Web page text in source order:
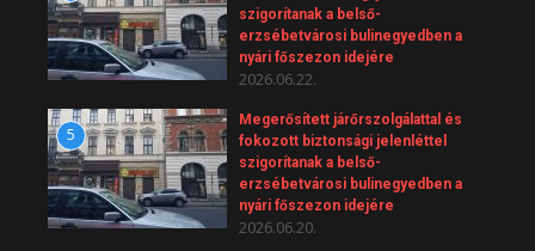
szigorítanak a belső-
erzsébetvárosi bulinegyedben a
nyári főszezon idejére
2026.06.22.
5
Megerősített járőrszolgálattal és
fokozott biztonsági jelenléttel
szigorítanak a belső-
erzsébetvárosi bulinegyedben a
nyári főszezon idejére
2026.06.20.